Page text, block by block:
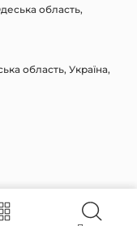
Xiaomi
область,
область, Україна,